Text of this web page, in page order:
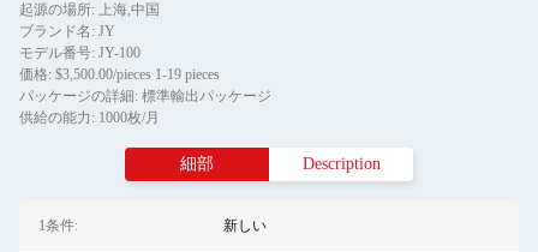
起源の場所: 上海,中国
ブランド名: JY
モデル番号: JY-100
価格: $3,500.00/pieces 1-19 pieces
パッケージの詳細: 標準輸出パッケージ
供給の能力: 1000枚/月
細部 Description
1条件: 新しい